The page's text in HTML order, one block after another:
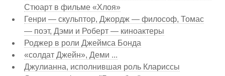
Стюарт в фильме «Хлоя»
Генри — скульптор, Джордж — философ, Томас
— поэт, Дэми и Роберт — киноактеры
Роджер в роли Джеймса Бонда
«солдат Джейн», Деми ...
Джулианна, исполнившая роль Клариссы